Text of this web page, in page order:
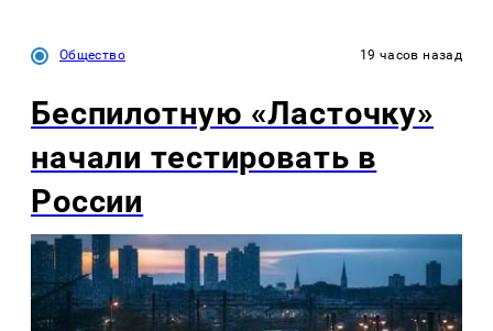
Общество 19 часов назад
Беспилотную «Ласточку»
начали тестировать в
России